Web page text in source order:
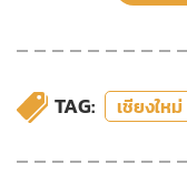
TAG: เชียงใหม่